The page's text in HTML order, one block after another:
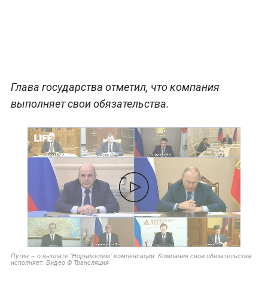
Глава государства отметил, что компания
выполняет свои обязательства.
Путин — о выплате "Норникелем" компенсации: Компания свои обязательства
исполняет. Видео © Трансляция